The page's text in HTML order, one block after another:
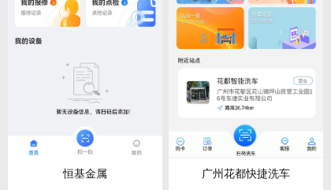
恒基金属 广州花都快捷洗车